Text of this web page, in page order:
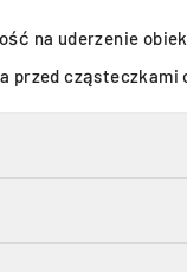
na uderzenie
przed